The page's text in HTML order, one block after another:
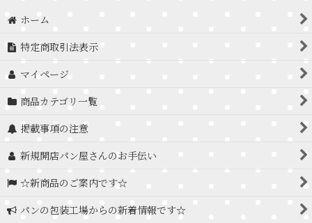
ホーム
特定商取引法表示
マイページ
商品カテゴリ一覧
掲載事項の注意
新規開店パン屋さんのお手伝い
☆新商品のご案内です☆
パンの包装工場からの新着情報です☆